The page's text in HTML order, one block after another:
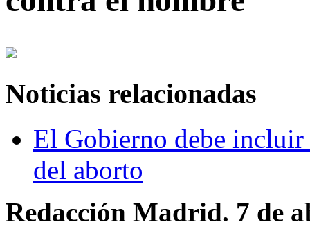
Noticias relacionadas
El Gobierno debe
del aborto
Redacción Madrid. 7 de